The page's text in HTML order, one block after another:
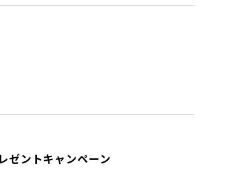
ゼントキャンペーン